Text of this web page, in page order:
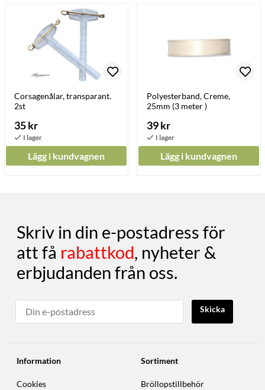
Corsagenålar, transparant.
2st
35 kr
Lägg i kundvagnen
Polyesterband, Creme,
25mm (3 meter )
39 kr
Lägg i kundvagnen
Skriv in din e-postadress för
att få rabattkod, nyheter &
erbjudanden från oss.
Skicka
Information
Cookies
Sortiment
Bröllopstillbehör